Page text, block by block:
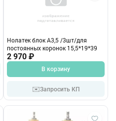
Нолатек блок А3,5 /3шт/для
постоянных коронок 15,5*19*39
2 970 ₽
В корзину
✉️Запросить КП